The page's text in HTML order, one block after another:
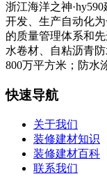
浙江海洋之神
开发、生产自动化
的质量管理体系和
水卷材、自粘沥青
800万平方米；防水
快速导航
关于我们
装修建材知识
装修建材百科
联系我们